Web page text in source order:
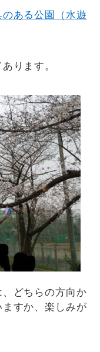
ある公園（水遊
ります。
どちらの方向か
すか、楽しみが